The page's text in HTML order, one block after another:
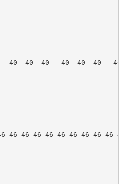
40--40--40---40--40--40---40--
46-46-46-46-46-46-46-46-